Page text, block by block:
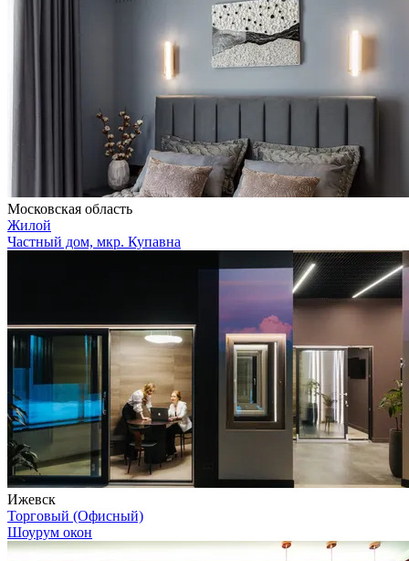
Московская область
Жилой
Частный дом, мкр. Купавна
Ижевск
Торговый (Офисный)
Шоурум окон